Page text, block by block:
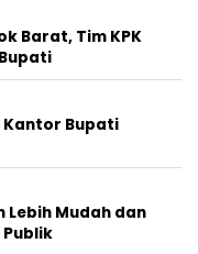
Barat, Tim KPK
Kantor Bupati
Lebih Mudah dan